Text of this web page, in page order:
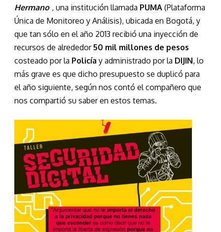
Hermano , una institución llamada PUMA (Plataforma
Única de Monitoreo y Análisis), ubicada en Bogotá, y
que tan sólo en el año 2013 recibió una inyección de
recursos de alrededor50 mil millones de pesos
costeado por la Policía y administrado por la DIJIN, lo
más grave es que dicho presupuesto se duplicó para
el año siguiente, según nos contó el compañero que
nos compartió su saber en estos temas.